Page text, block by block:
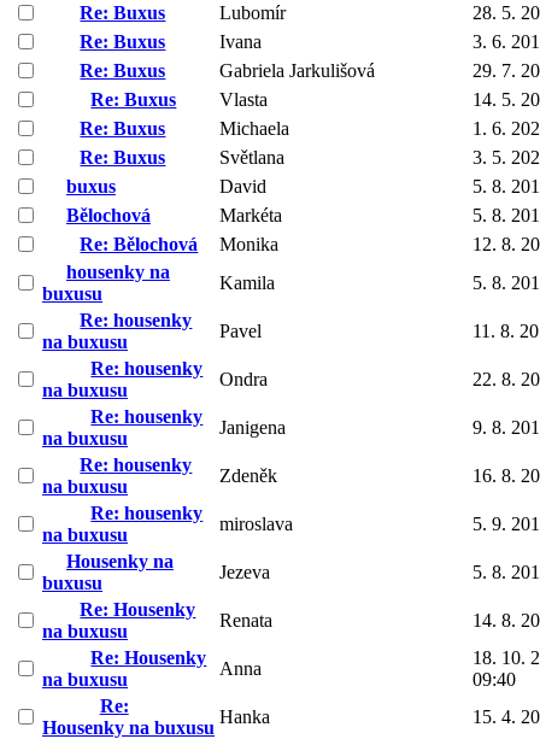
Re: Buxus
Lubomír
28. 5.
Re: Buxus
Ivana
3. 6.
Re: Buxus
Gabriela Jarkulišová
29. 7.
Re: Buxus
Vlasta
14. 5.
Re: Buxus
Michaela
1. 6.
Re: Buxus
Světlana
3. 5.
buxus
David
5. 8.
Bělochová
Markéta
5. 8.
Re: Bělochová
Monika
12. 8.
housenky na
buxusu
Kamila
5. 8.
Re: housenky
na buxusu
Pavel
11. 8.
Re: housenky
na buxusu
Ondra
22. 8.
Re: housenky
na buxusu
Janigena
9. 8.
Re: housenky
na buxusu
Zdeněk
16. 8.
Re: housenky
na buxusu
miroslava
5. 9.
Housenky na
buxusu
Jezeva
5. 8.
Re: Housenky
na buxusu
Renata
14. 8.
Re: Housenky
na buxusu
Anna
18. 10.
09:40
Re:
Housenky na buxusu
Hanka
15. 4.